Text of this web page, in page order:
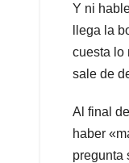
Y ni
llega la
cuesta lo
sale de
Al final
haber
pregunta